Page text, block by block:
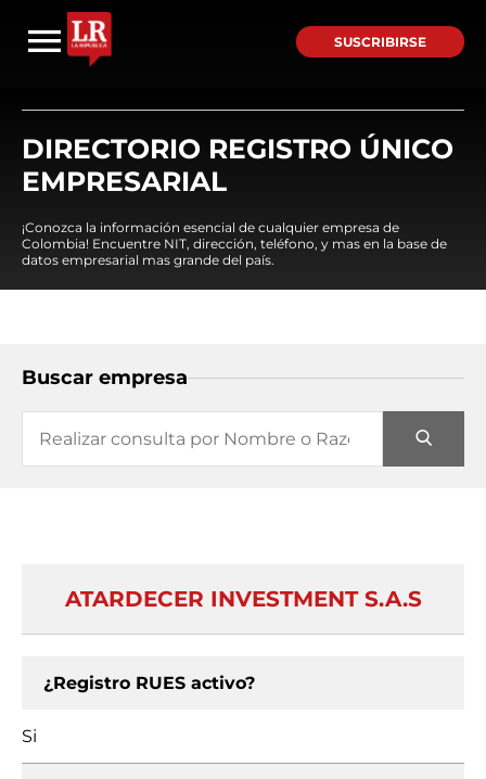
SUSCRIBIRSE
DIRECTORIO REGISTRO ÚNICO
EMPRESARIAL
¡Conozca la información esencial de cualquier empresa de
Colombia! Encuentre NIT, dirección, teléfono, y mas en la base de
datos empresarial mas grande del país.
Buscar empresa
ATARDECER INVESTMENT S.A.S
¿Registro RUES activo?
Si